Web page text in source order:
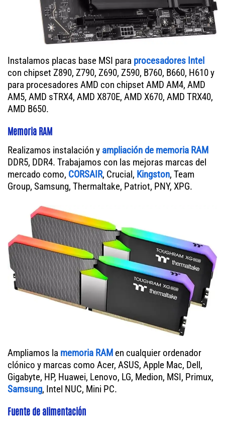
Instalamos placas base MSI para procesadores Intel
con chipset Z890, Z790, Z690, Z590, B760, B660, H610 y
para procesadores AMD con chipset AMD AM4, AMD
AM5, AMD sTRX4, AMD X870E, AMD X670, AMD TRX40,
AMD B650.
Memoria RAM
Realizamos instalación y ampliación de memoria RAM
DDR5, DDR4. Trabajamos con las mejoras marcas del
mercado como, CORSAIR, Crucial, Kingston, Team
Group, Samsung, Thermaltake, Patriot, PNY, XPG.
Ampliamos la memoria RAM en cualquier ordenador
clónico y marcas como Acer, ASUS, Apple Mac, Dell,
Gigabyte, HP, Huawei, Lenovo, LG, Medion, MSI, Primux,
Samsung, Intel NUC, Mini PC.
Fuente de alimentación